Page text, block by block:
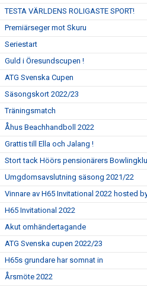
TESTA VÄRLDENS ROLIGASTE SPORT!
Premiärseger mot Skuru
Seriestart
Guld i Öresundscupen !
ATG Svenska Cupen
Säsongskort 2022/23
Träningsmatch
Åhus Beachhandboll 2022
Grattis till Ella och Jalang !
Stort tack Höörs pensionärers
Umgdomsavslutning säsong 2021/22
Vinnare av H65 Invitational 2022 hosted
H65 Invitational 2022
Akut omhändertagande
ATG Svenska cupen 2022/23
H65s grundare har somnat in
Årsmöte 2022